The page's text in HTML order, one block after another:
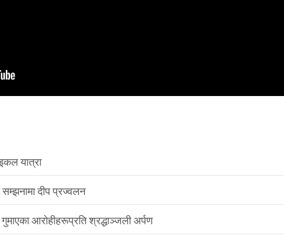
यात्रा
सम्झनामा दीप प्रज्वलन
आरोहीहरूप्रति श्रद्धाञ्जली अर्पण